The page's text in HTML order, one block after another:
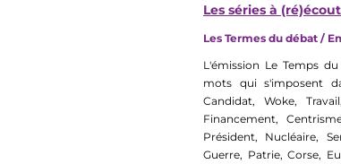
Les séries à
Les Termes du débat /
L'émission Le Temps
mots qui s'imposent
Candidat, Woke,
Financement,
Président, Nucléaire,
Guerre, Patrie, Corse,